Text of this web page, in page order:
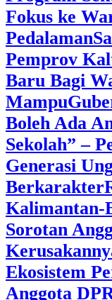
Fokus ke
Pedalaman
Pemprov
Baru Bagi
Mampu
Boleh Ada
Sekolah” –
Generasi
Berkarakter
Kalimantan-
Sorotan
Ekosistem
Anggota